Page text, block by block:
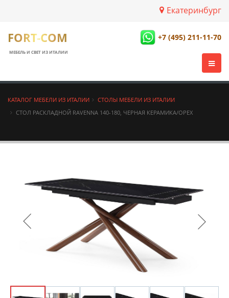
Екатеринбург
FORT-COM
МЕБЕЛЬ И СВЕТ ИЗ ИТАЛИИ
+7 (495) 211-11-70
КАТАЛОГ МЕБЕЛИ ИЗ ИТАЛИИ
СТОЛЫ МЕБЕЛИ ИЗ ИТАЛИИ
СТОЛ РАСКЛАДНОЙ RAVENNA 140-180, ЧЕРНАЯ КЕРАМИКА/ОРЕХ